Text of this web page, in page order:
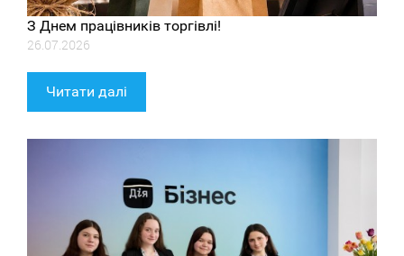
З Днем працівників торгівлі!
26.07.2026
Читати далі